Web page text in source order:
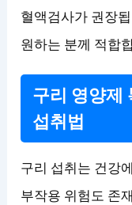
혈액검사가 권장
원하는 분께 적합
구리 영양제
섭취법
구리 섭취는 건강
부작용 위험도 존